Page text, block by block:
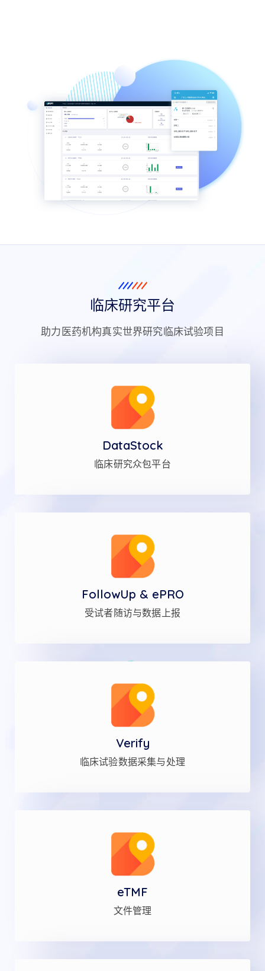
临床研究平台
助力医药机构真实世界研究临床试验项目
DataStock
临床研究众包平台
FollowUp & ePRO
受试者随访与数据上报
Verify
临床试验数据采集与处理
eTMF
文件管理